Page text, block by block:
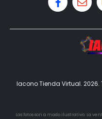
Iacono Tienda Virtual.
Las fotos son a modo ilustrativo. La